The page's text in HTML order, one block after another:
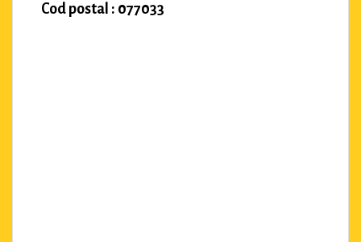
Cod postal : 077033